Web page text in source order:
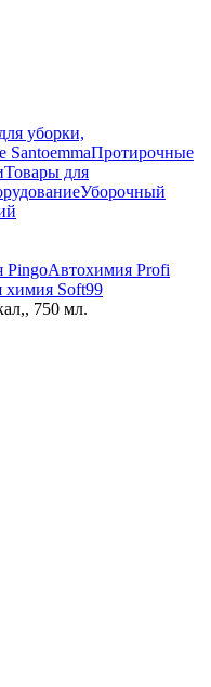
уборки,
SantoemmaПротирочные
Товары для
Уборочный
PingoАвтохимия Profi
химия Soft99
750 мл.